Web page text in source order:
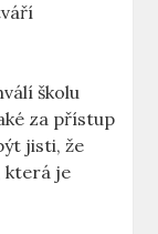
školu
za přístup
jisti, že
která je